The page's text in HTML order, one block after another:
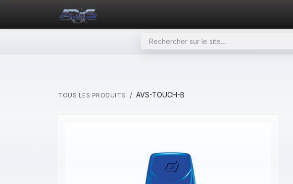
TOUS LES PRODUITS AVS-TOUCH-B